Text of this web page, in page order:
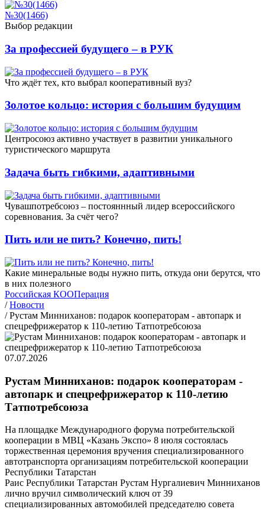
№30(1466)
Выбор редакции
За профессией будущего – в РУК
Что ждёт тех, кто выбрал кооперативный вуз?
Золотое кольцо: история с большим будущим
Центросоюз активно участвует в развитии уникального
туристического маршрута
Задача быть гибкими, адаптивными
Чувашпотребсоюз – постояннный лидер всероссийского
соревнования. За счёт чего?
Пить или не пить? Конечно, пить!
Какие минеральные воды нужно пить, откуда они берутся, что
в них полезного
Российская КООПерация
/ Новости
/ Рустам Минниханов: подарок кооператорам - автопарк и
спецрефрижератор к 110-летию Татпотребсоюза
07.07.2026
Рустам Минниханов: подарок кооператорам -
автопарк и спецрефрижератор к 110-летию
Татпотребсоюза
На площадке Международного форума потребительской
кооперации в МВЦ «Казань Экспо» 8 июля состоялась
торжественная церемония вручения специализированного
автотранспорта организациям потребительской кооперации
Республики Татарстан
Раис Республики Татарстан Рустам Нургалиевич Минниханов
лично вручил символический ключ от 39
специализированных автомобилей председателю совета